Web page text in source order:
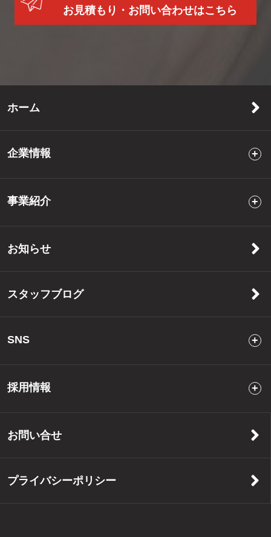
お見積もり・お問い合わせはこちら
ホーム
企業情報
事業紹介
お知らせ
スタッフブログ
SNS
採用情報
お問い合せ
プライバシーポリシー